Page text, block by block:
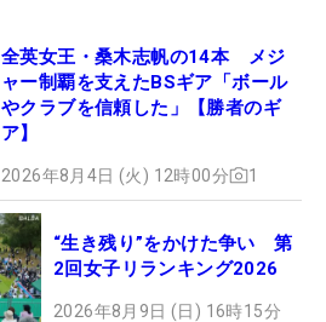
全英女王・桑木志帆の14本 メジ
ャー制覇を支えたBSギア「ボール
やクラブを信頼した」【勝者のギ
ア】
2026年8月4日 (火) 12時00分 1
“生き残り”をかけた争い 第
2回女子リランキング2026
2026年8月9日 (日) 16時15分